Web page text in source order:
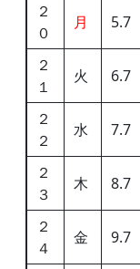
２
０
月 5.7
２
１
火 6.7
２
２
水 7.7
２
３
木 8.7
２
４
金 9.7